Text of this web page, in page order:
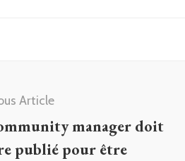
Article
manager doit
publié pour être